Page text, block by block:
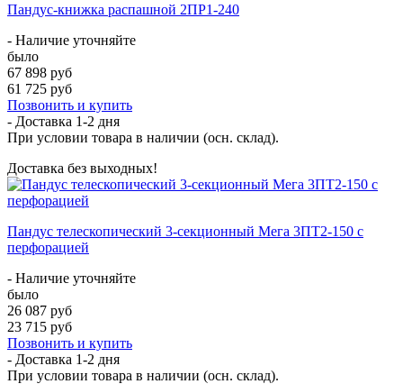
Пандус-книжка распашной 2ПР1-240
- Наличие уточняйте
было
67 898 руб
61 725 руб
Позвонить и купить
- Доставка 1-2 дня
При условии товара в наличии (осн. склад).
Доставка без выходных!
Пандус телескопический 3-секционный Мега 3ПТ2-150 с
перфорацией
- Наличие уточняйте
было
26 087 руб
23 715 руб
Позвонить и купить
- Доставка 1-2 дня
При условии товара в наличии (осн. склад).